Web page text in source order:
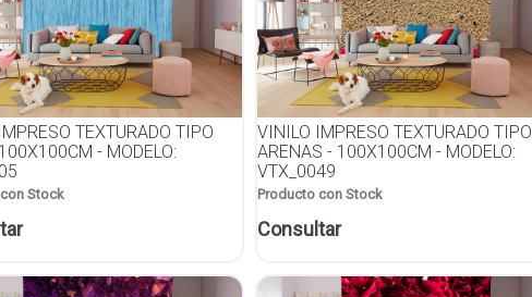
TEXTURADO TIPO
- MODELO:
Stock
VINILO IMPRESO TEXTURADO TIPO
ARENAS - 100X100CM - MODELO:
VTX_0049
Producto con Stock
Consultar